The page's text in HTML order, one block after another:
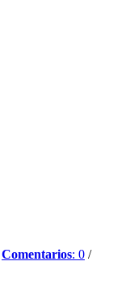
Comentarios: 0 /